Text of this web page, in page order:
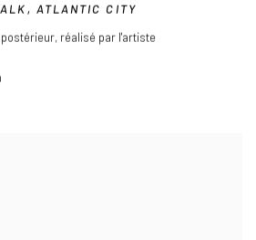
, ATLANTIC CITY
, réalisé par l'artiste